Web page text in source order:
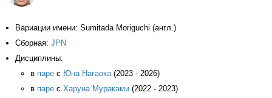
Вариации имени: Sumitada Moriguchi (англ.)
Сборная: JPN
Дисциплины:
в паре с Юна Нагаока (2023 - 2026)
в паре с Харуна Мураками (2022 - 2023)